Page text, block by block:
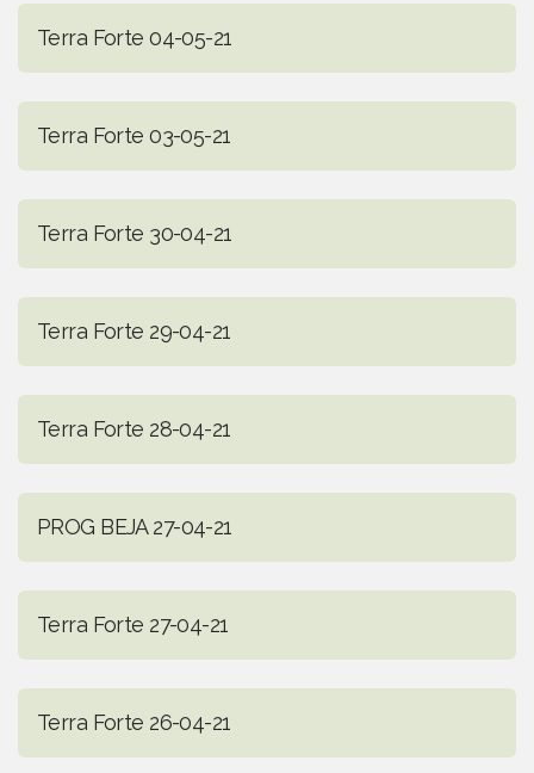
Terra Forte 04-05-21
Terra Forte 03-05-21
Terra Forte 30-04-21
Terra Forte 29-04-21
Terra Forte 28-04-21
PROG BEJA 27-04-21
Terra Forte 27-04-21
Terra Forte 26-04-21